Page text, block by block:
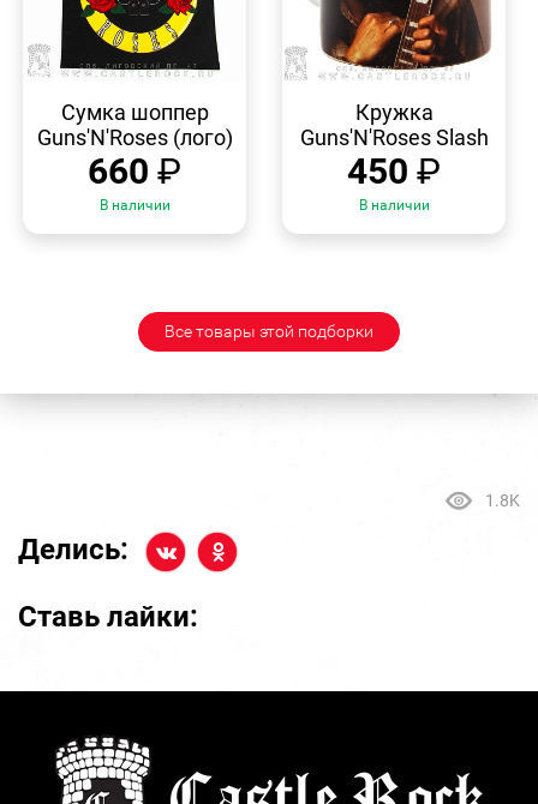
ПРОСМОТР
Сумка шоппер
Guns'N'Roses (лого)
660 ₽
В наличии
ПРОСМОТР
Кружка
Guns'N'Roses Slash
450 ₽
В наличии
Все товары этой подборки
1.8K
Делись:
Ставь лайки: